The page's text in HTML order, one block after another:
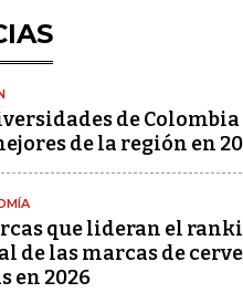
de
de la región en
que lideran el
de las marcas de
en 2026